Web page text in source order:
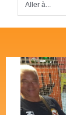
Aller à...